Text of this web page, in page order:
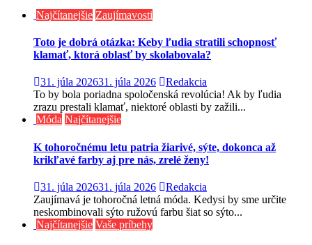
Najčítanejšie Zaujímavosti
Toto je dobrá otázka: Keby ľudia stratili schopnosť
klamať, ktorá oblasť by skolabovala?
31. júla 202631. júla 2026
Redakcia
To by bola poriadna spoločenská revolúcia! Ak by ľudia
zrazu prestali klamať, niektoré oblasti by zažili...
Móda Najčítanejšie
K tohoročnému letu patria žiarivé, sýte, dokonca až
krikľavé farby aj pre nás, zrelé ženy!
31. júla 202631. júla 2026
Redakcia
Zaujímavá je tohoročná letná móda. Kedysi by sme určite
neskombinovali sýto ružovú farbu šiat so sýto...
Najčítanejšie Vaše príbehy